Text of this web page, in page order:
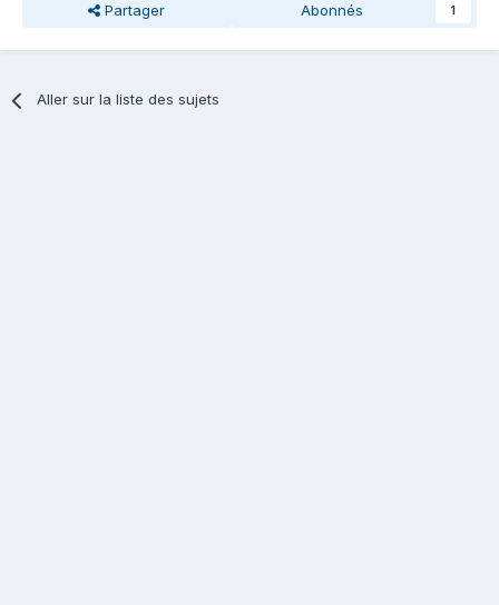
Partager Abonnés 1
Aller sur la liste des sujets